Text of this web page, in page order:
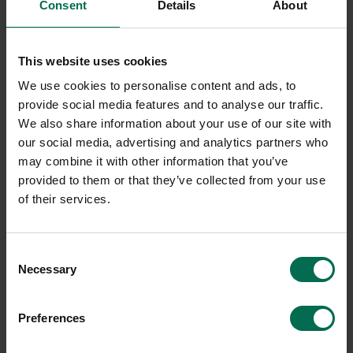
Consent Details About
This website uses cookies
We use cookies to personalise content and ads, to
provide social media features and to analyse our traffic.
We also share information about your use of our site with
our social media, advertising and analytics partners who
may combine it with other information that you’ve
provided to them or that they’ve collected from your use
of their services.
Selection
Necessary
Preferences